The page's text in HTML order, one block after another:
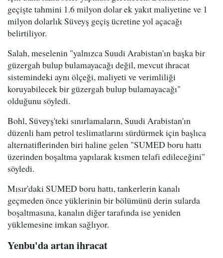
geçişte tahmini 1.6 milyon dolar ek yakıt maliyetine ve 1
milyon dolarlık Süveyş geçiş ücretine yol açacağı
belirtiliyor.
Salah, meselenin "yalnızca Suudi Arabistan'ın başka bir
güzergah bulup bulamayacağı değil, mevcut ihracat
sistemindeki aynı ölçeği, maliyeti ve verimliliği
koruyabilecek bir güzergah bulup bulamayacağı"
olduğunu söyledi.
Bohl, Süveyş'teki sınırlamaların, Suudi Arabistan'ın
düzenli ham petrol teslimatlarını sürdürmek için başlıca
alternatiflerinden biri haline gelen "SUMED boru hattı
üzerinden boşaltma yapılarak kısmen telafi edileceğini"
söyledi.
Mısır'daki SUMED boru hattı, tankerlerin kanalı
geçmeden önce yüklerinin bir bölümünü derin sularda
boşaltmasına, kanalın diğer tarafında ise yeniden
yüklemesine imkan sağlıyor.
Yenbu'da artan ihracat